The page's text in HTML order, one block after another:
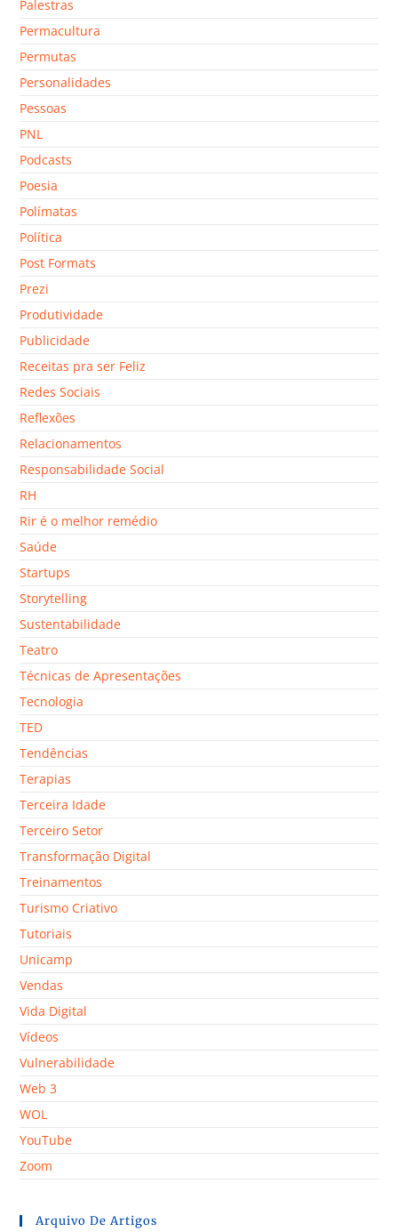
Palestras
Permacultura
Permutas
Personalidades
Pessoas
PNL
Podcasts
Poesia
Polímatas
Política
Post Formats
Prezi
Produtividade
Publicidade
Receitas pra ser Feliz
Redes Sociais
Reflexões
Relacionamentos
Responsabilidade Social
RH
Rir é o melhor remédio
Saúde
Startups
Storytelling
Sustentabilidade
Teatro
Técnicas de Apresentações
Tecnologia
TED
Tendências
Terapias
Terceira Idade
Terceiro Setor
Transformação Digital
Treinamentos
Turismo Criativo
Tutoriais
Unicamp
Vendas
Vida Digital
Vídeos
Vulnerabilidade
Web 3
WOL
YouTube
Zoom
Arquivo De Artigos